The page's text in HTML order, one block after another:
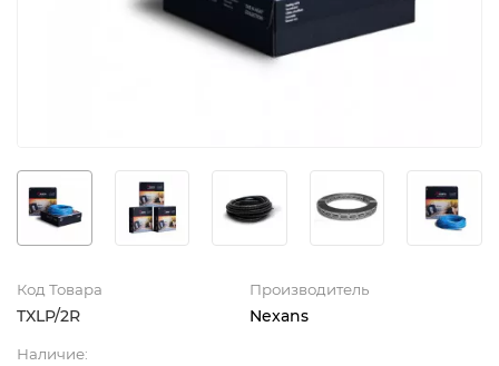
Код Товара
TXLP/2R
Производитель
Nexans
Наличие: